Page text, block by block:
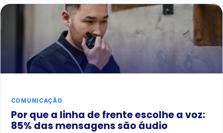
COMUNICAÇÃO
Por que a linha de frente escolhe a voz:
85% das mensagens são áudio